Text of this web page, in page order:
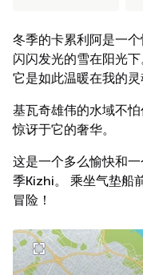
冬季的卡累利阿是一
闪闪发光的雪在阳光
它是如此温暖在我的灵
基瓦奇雄伟的水域不
惊讶于它的奢华。
这是一个多么愉快和
季Kizhi。 乘坐气垫船
冒险！